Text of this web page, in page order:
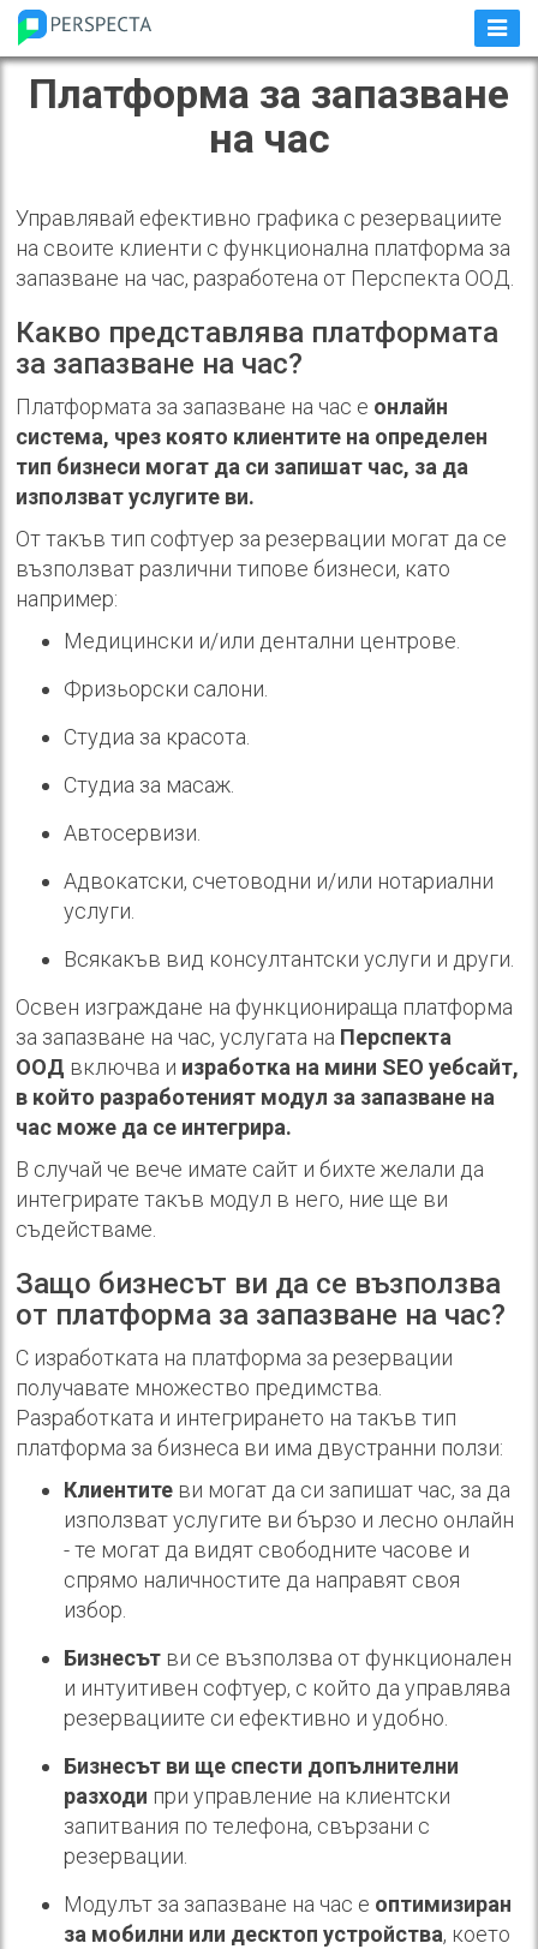
Платформа за запазване
на час
Управлявай ефективно графика с резервациите
на своите клиенти с функционална платформа за
запазване на час, разработена от Перспекта ООД.
Какво представлява платформата
за запазване на час?
Платформата за запазване на час е онлайн
система, чрез която клиентите на определен
тип бизнеси могат да си запишат час, за да
използват услугите ви.
От такъв тип софтуер за резервации могат да се
възползват различни типове бизнеси, като
например:
Медицински и/или дентални центрове.
Фризьорски салони.
Студиа за красота.
Студиа за масаж.
Автосервизи.
Адвокатски, счетоводни и/или нотариални
услуги.
Всякакъв вид консултантски услуги и други.
Освен изграждане на функционираща платформа
за запазване на час, услугата на Перспекта
ООД включва и изработка на мини SEO уебсайт,
в който разработеният модул за запазване на
час може да се интегрира.
В случай че вече имате сайт и бихте желали да
интегрирате такъв модул в него, ние ще ви
съдействаме.
Защо бизнесът ви да се възползва
от платформа за запазване на час?
С изработката на платформа за резервации
получавате множество предимства.
Разработката и интегрирането на такъв тип
платформа за бизнеса ви има двустранни ползи:
Клиентите ви могат да си запишат час, за да
използват услугите ви бързо и лесно онлайн
- те могат да видят свободните часове и
спрямо наличностите да направят своя
избор.
Бизнесът ви се възползва от функционален
и интуитивен софтуер, с който да управлява
резервациите си ефективно и удобно.
Бизнесът ви ще спести допълнителни
разходи при управление на клиентски
запитвания по телефона, свързани с
резервации.
Модулът за запазване на час е оптимизиран
за мобилни или десктоп устройства, което